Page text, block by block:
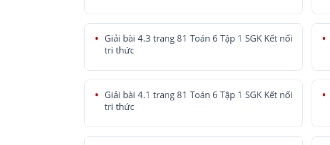
Giải bài 4.3 trang 81 Toán 6 Tập 1 SGK Kết nối
tri thức
Giải bài 4.1 trang 81 Toán 6 Tập 1 SGK Kết nối
tri thức